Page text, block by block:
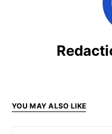
YOU MAY ALSO LIKE